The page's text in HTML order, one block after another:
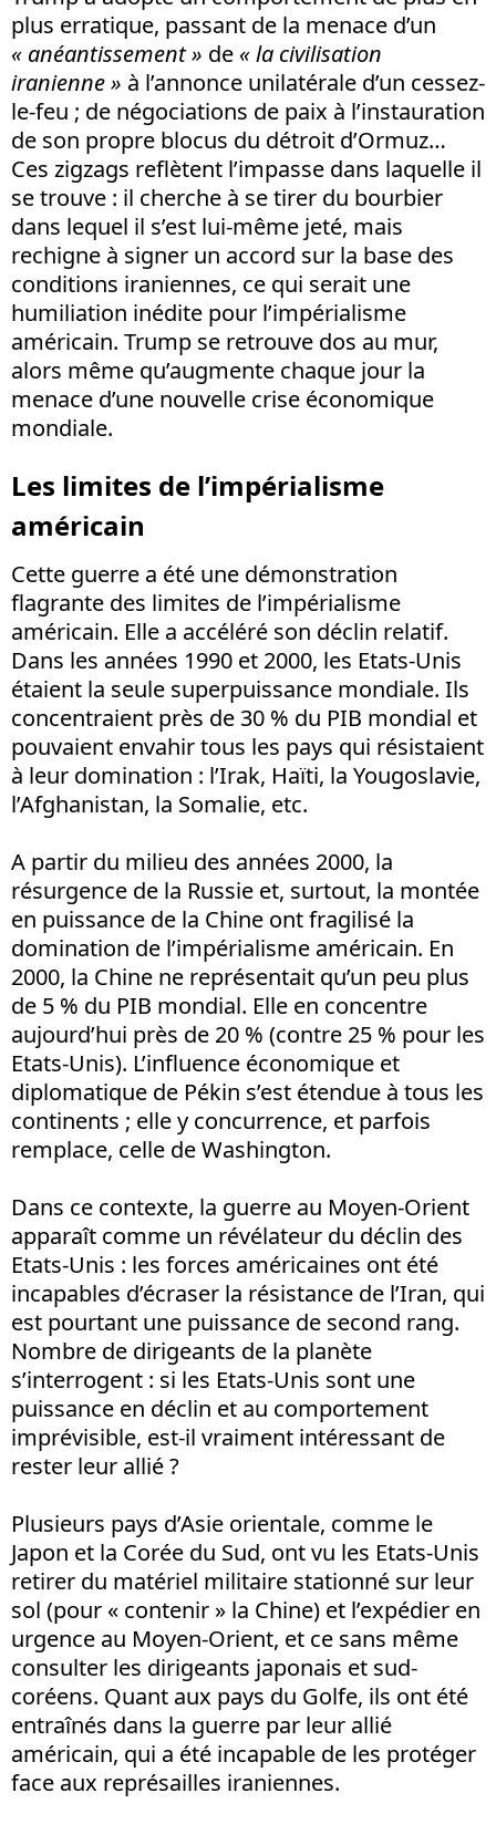
plus erratique, passant de la menace d’un
« anéantissement » de « la civilisation
iranienne » à l’annonce unilatérale d’un cessez-
le-feu ; de négociations de paix à l’instauration
de son propre blocus du détroit d’Ormuz…
Ces zigzags reflètent l’impasse dans laquelle il
se trouve : il cherche à se tirer du bourbier
dans lequel il s’est lui-même jeté, mais
rechigne à signer un accord sur la base des
conditions iraniennes, ce qui serait une
humiliation inédite pour l’impérialisme
américain. Trump se retrouve dos au mur,
alors même qu’augmente chaque jour la
menace d’une nouvelle crise économique
mondiale.
Les limites de l’impérialisme
américain
Cette guerre a été une démonstration
flagrante des limites de l’impérialisme
américain. Elle a accéléré son déclin relatif.
Dans les années 1990 et 2000, les Etats-Unis
étaient la seule superpuissance mondiale. Ils
concentraient près de 30 % du PIB mondial et
pouvaient envahir tous les pays qui résistaient
à leur domination : l’Irak, Haïti, la Yougoslavie,
l’Afghanistan, la Somalie, etc.
A partir du milieu des années 2000, la
résurgence de la Russie et, surtout, la montée
en puissance de la Chine ont fragilisé la
domination de l’impérialisme américain. En
2000, la Chine ne représentait qu’un peu plus
de 5 % du PIB mondial. Elle en concentre
aujourd’hui près de 20 % (contre 25 % pour les
Etats-Unis). L’influence économique et
diplomatique de Pékin s’est étendue à tous les
continents ; elle y concurrence, et parfois
remplace, celle de Washington.
Dans ce contexte, la guerre au Moyen-Orient
apparaît comme un révélateur du déclin des
Etats-Unis : les forces américaines ont été
incapables d’écraser la résistance de l’Iran, qui
est pourtant une puissance de second rang.
Nombre de dirigeants de la planète
s’interrogent : si les Etats-Unis sont une
puissance en déclin et au comportement
imprévisible, est-il vraiment intéressant de
rester leur allié ?
Plusieurs pays d’Asie orientale, comme le
Japon et la Corée du Sud, ont vu les Etats-Unis
retirer du matériel militaire stationné sur leur
sol (pour « contenir » la Chine) et l’expédier en
urgence au Moyen-Orient, et ce sans même
consulter les dirigeants japonais et sud-
coréens. Quant aux pays du Golfe, ils ont été
entraînés dans la guerre par leur allié
américain, qui a été incapable de les protéger
face aux représailles iraniennes.